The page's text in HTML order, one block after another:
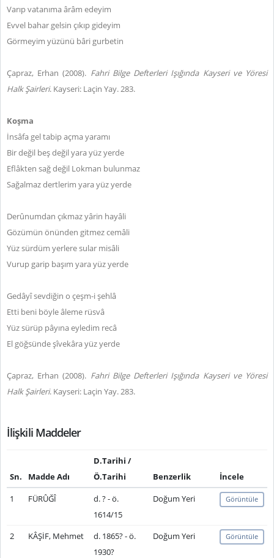
Varıp vatanıma ârâm edeyim
Evvel bahar gelsin çıkıp gideyim
Görmeyim yüzünü bâri gurbetin
Çapraz, Erhan (2008). Fahri Bilge Defterleri Işığında Kayseri ve Yöresi
Halk Şairleri. Kayseri: Laçin Yay. 283.
Koşma
İnsâfa gel tabip açma yaramı
Bir değil beş değil yara yüz yerde
Eflâkten sağ değil Lokman bulunmaz
Sağalmaz dertlerim yara yüz yerde
Derûnumdan çıkmaz yârin hayâli
Gözümün önünden gitmez cemâli
Yüz sürdüm yerlere sular misâli
Vurup garip başım yara yüz yerde
Gedâyî sevdiğin o çeşm-i şehlâ
Etti beni böyle âleme rüsvâ
Yüz sürüp pâyına eyledim recâ
El göğsünde şîvekâra yüz yerde
Çapraz, Erhan (2008). Fahri Bilge Defterleri Işığında Kayseri ve Yöresi
Halk Şairleri. Kayseri: Laçin Yay. 283.
İlişkili Maddeler
Sn. Madde Adı
D.Tarihi /
Ö.Tarihi
Benzerlik
İncele
1
FÜRÛĞÎ
d. ? - ö.
1614/15
Doğum Yeri Görüntüle
2 KÂŞİF, Mehmet
d. 1865? - ö.
1930?
Doğum Yeri Görüntüle